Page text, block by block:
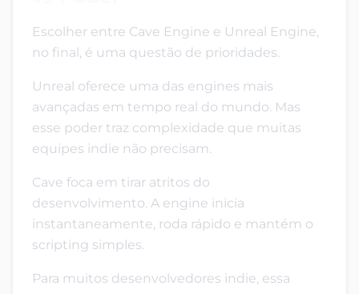
Escolher entre Cave Engine e Unreal Engine,
no final, é uma questão de prioridades.
Unreal oferece uma das engines mais
avançadas em tempo real do mundo. Mas
esse poder traz complexidade que muitas
equipes indie não precisam.
Cave foca em tirar atritos do
desenvolvimento. A engine inicia
instantaneamente, roda rápido e mantém o
scripting simples.
Para muitos desenvolvedores indie, essa